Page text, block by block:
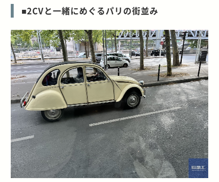
■2CVと一緒にめぐるパリの街並み